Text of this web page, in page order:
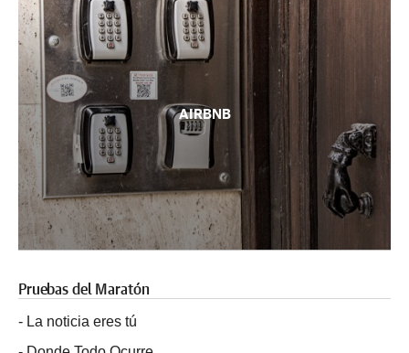
AIRBNB
Pruebas del Maratón
- La noticia eres tú